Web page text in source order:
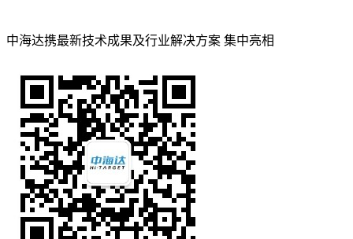
中海达携最新技术成果及行业解决方案 集中亮相